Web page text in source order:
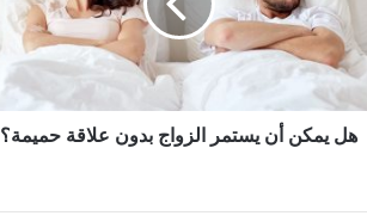
هل يمكن أن يستمر الزواج بدون علاقة حميمة؟